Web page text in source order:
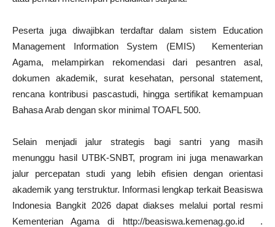
Peserta juga diwajibkan terdaftar dalam sistem Education
Management Information System (EMIS) Kementerian
Agama, melampirkan rekomendasi dari pesantren asal,
dokumen akademik, surat kesehatan, personal statement,
rencana kontribusi pascastudi, hingga sertifikat kemampuan
Bahasa Arab dengan skor minimal TOAFL 500.
Selain menjadi jalur strategis bagi santri yang masih
menunggu hasil UTBK-SNBT, program ini juga menawarkan
jalur percepatan studi yang lebih efisien dengan orientasi
akademik yang terstruktur. Informasi lengkap terkait Beasiswa
Indonesia Bangkit 2026 dapat diakses melalui portal resmi
Kementerian Agama di http://beasiswa.kemenag.go.id .